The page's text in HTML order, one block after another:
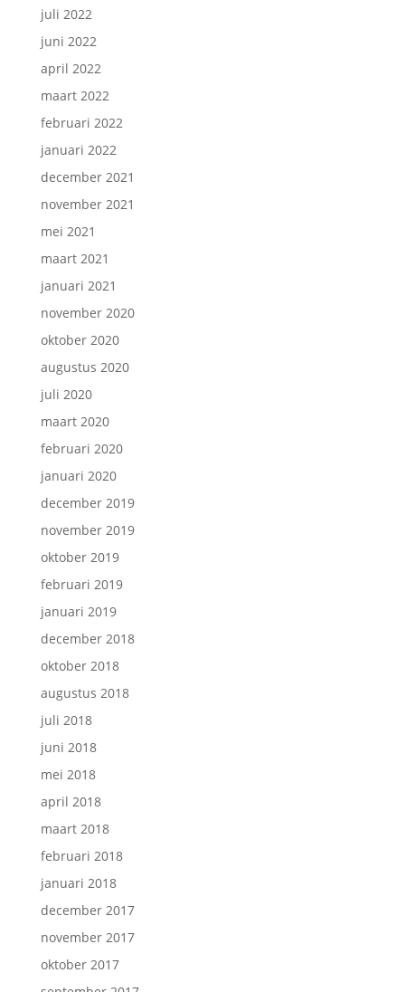
juli 2022
juni 2022
april 2022
maart 2022
februari 2022
januari 2022
december 2021
november 2021
mei 2021
maart 2021
januari 2021
november 2020
oktober 2020
augustus 2020
juli 2020
maart 2020
februari 2020
januari 2020
december 2019
november 2019
oktober 2019
februari 2019
januari 2019
december 2018
oktober 2018
augustus 2018
juli 2018
juni 2018
mei 2018
april 2018
maart 2018
februari 2018
januari 2018
december 2017
november 2017
oktober 2017